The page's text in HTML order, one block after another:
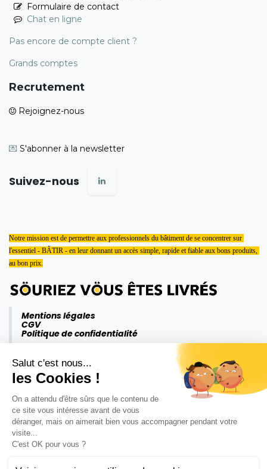
Salut c'est nous...
les Cookies !
On a attendu d'être sûrs que le contenu de
ce site vous intéresse avant de vous
déranger, mais on aimerait bien vous accompagner pendant votre
visite...
C'est OK pour vous ?
Formulaire de contact
Chat en ligne
Pas encore de compte client ?
Grands comptes
Recrutement
Rejoignez-nous
💌 S'abonner à la newsletter
Suivez-nous
Notre mission est de permettre aux professionnels du bâtiment de se concentrer sur
l'essentiel - BÂTIR - en leur donnant un accès simple, rapide et fiable aux bons produits,
au bon prix.
Mentions légales
CGV
Politique de confidentialité